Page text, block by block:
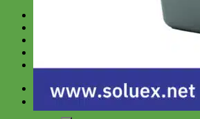
Search
for: